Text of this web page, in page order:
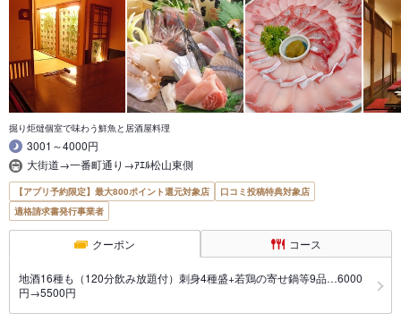
掘り炬燵個室で味わう鮮魚と居酒屋料理
3001～4000円
大街道→一番町通り→ｱｴﾙ松山東側
【アプリ予約限定】最大800ポイント還元対象店
口コミ投稿特典対象店
適格請求書発行事業者
クーポン コース
地酒16種も（120分飲み放題付）刺身4種盛+若鶏の寄せ鍋等9品…6000
円→5500円